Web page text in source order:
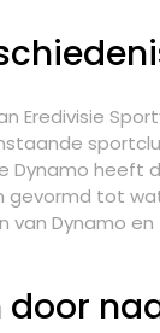
Eredivisie
Dynamo heeft
tot
Dynamo